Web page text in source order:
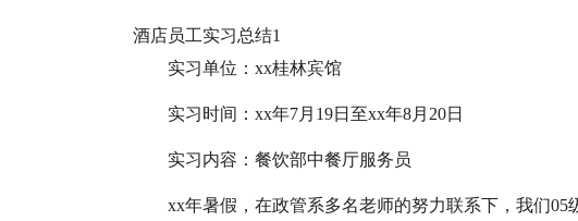
酒店员工实习总结1
实习单位：xx桂林宾馆
实习时间：xx年7月19日至xx年8月20日
实习内容：餐饮部中餐厅服务员
xx年暑假，在政管系多名老师的努力联系下，我们